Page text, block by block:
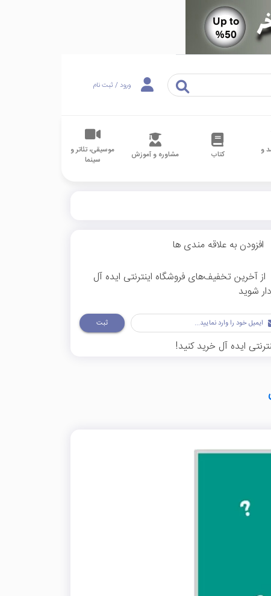
ورود / ثبت نام
و
کتاب مشاوره و آموزش
موسیقی، تئاتر و
سینما
افزودن به علاقه مندی ها
از آخرین تخفیف‌های فروشگاه اینترنتی ایده آل
شوید
ثبت
ایده آل خرید کنید!